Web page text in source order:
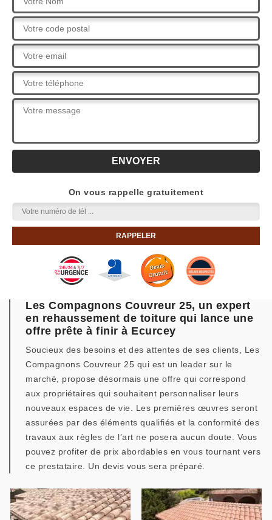
On vous rappelle gratuitement
Les Compagnons Couvreur 25, un expert
en rehaussement de toiture qui lance une
offre prête à finir à Ecurcey
Soucieux des besoins et des attentes de ses clients, Les
Compagnons Couvreur 25 qui est un leader sur le
marché, propose désormais une offre qui correspond
aux propriétaires qui souhaitent personnaliser leurs
nouveaux espaces de vie. Les premières œuvres seront
assurées par des éléments qualifiés et la conformité des
travaux aux règles de l’art ne posera aucun doute. Vous
pouvez profiter de prix abordables en vous tournant vers
ce prestataire. Un devis vous sera préparé.